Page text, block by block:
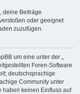
deine Beiträge
oder geeignet
zuzufügen.
um eine unter der „
Foren-Software
deutschsprachige
Community unter
haben keinen Einfluss auf